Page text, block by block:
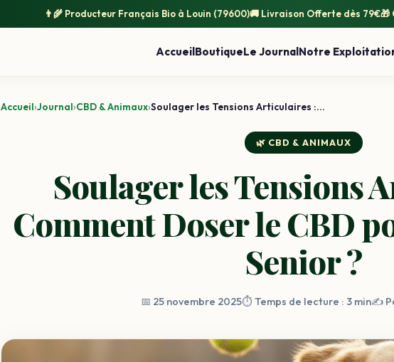
👨‍🌾 Producteur Français Bio à Louin (79600)🚚 Livraison Offerte dès 79€🎁
AccueilBoutiqueLe JournalNotre
Accueil›Journal›CBD & Animaux›Soulager les Tensions Articulaires :...
🌿 CBD & ANIMAUX
Soulager les Tensions
Comment Doser le CBD
Senior ?
📅 25 novembre 2025⏱️ Temps de lecture : 3 min✍️